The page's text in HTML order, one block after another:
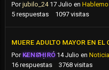
Porjubilo_24 17 Julio en
5 respuestas 1097 visitas
MUERE ADULTO MAYOR EN EL
Por KENSHIRO 14 Julio en
16 respuestas 3768 visitas